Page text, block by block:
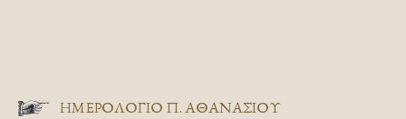
ΗΜΕΡΟΛΟΓΙΟ Π. ΑΘΑΝΑΣΙΟΥ